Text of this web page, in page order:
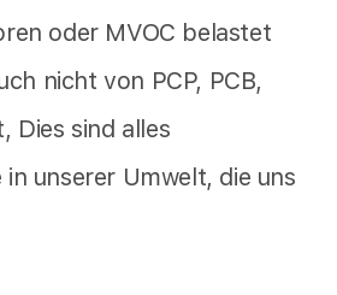
oder MVOC belastet
nicht von PCP, PCB,
Dies sind alles
unserer Umwelt, die uns